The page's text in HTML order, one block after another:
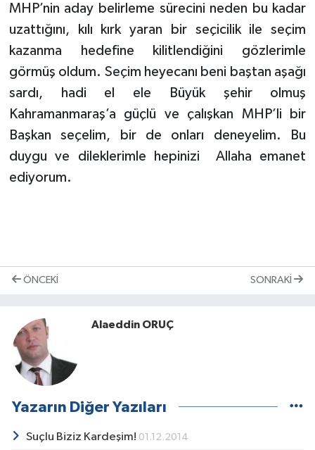
MHP’nin aday belirleme sürecini neden bu kadar
uzattığını, kılı kırk yaran bir seçicilik ile seçim
kazanma hedefine kilitlendiğini gözlerimle
görmüş oldum. Seçim heyecanı beni baştan aşağı
sardı, hadi el ele Büyük şehir olmuş
Kahramanmaraş’a güçlü ve çalışkan MHP’li bir
Başkan seçelim, bir de onları deneyelim. Bu
duygu ve dileklerimle hepinizi
Allaha emanet
ediyorum.
ÖNCEKI SONRAKI
Alaeddin ORUÇ
Yazarın Diğer Yazıları
Suçlu Biziz Kardeşim! 01.12.2014